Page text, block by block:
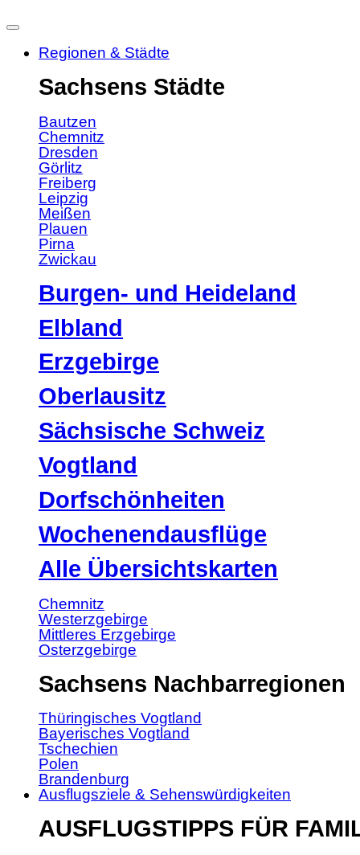
Regionen & Städte
Sachsens Städte
Bautzen
Chemnitz
Dresden
Görlitz
Freiberg
Leipzig
Meißen
Plauen
Pirna
Zwickau
Burgen- und Heideland
Elbland
Erzgebirge
Oberlausitz
Sächsische Schweiz
Vogtland
Dorfschönheiten
Wochenendausflüge
Alle Übersichtskarten
Chemnitz
Westerzgebirge
Mittleres Erzgebirge
Osterzgebirge
Sachsens Nachbarregionen
Thüringisches Vogtland
Bayerisches Vogtland
Tschechien
Polen
Brandenburg
Ausflugsziele & Sehenswürdigkeiten
AUSFLUGSTIPPS FÜR